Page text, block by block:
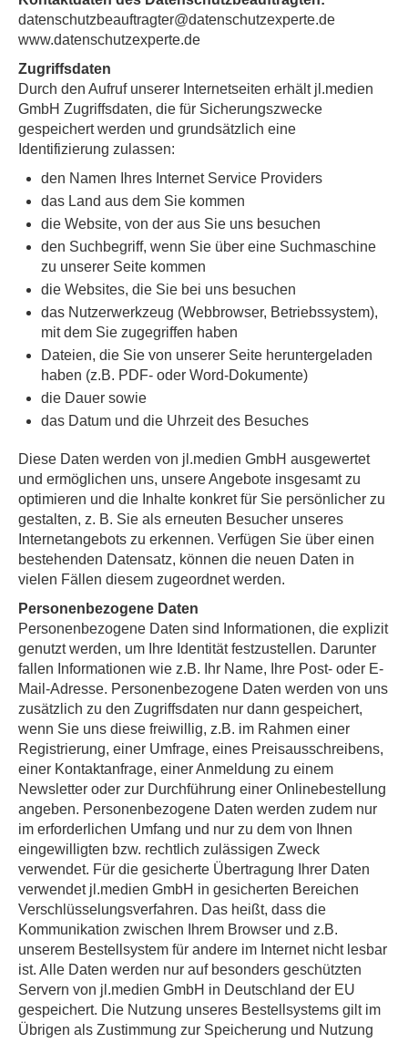
datenschutzbeauftragter@datenschutzexperte.de
www.datenschutzexperte.de
Zugriffsdaten
Durch den Aufruf unserer Internetseiten erhält jl.medien
GmbH Zugriffsdaten, die für Sicherungszwecke
gespeichert werden und grundsätzlich eine
Identifizierung zulassen:
den Namen Ihres Internet Service Providers
das Land aus dem Sie kommen
die Website, von der aus Sie uns besuchen
den Suchbegriff, wenn Sie über eine Suchmaschine
zu unserer Seite kommen
die Websites, die Sie bei uns besuchen
das Nutzerwerkzeug (Webbrowser, Betriebssystem),
mit dem Sie zugegriffen haben
Dateien, die Sie von unserer Seite heruntergeladen
haben (z.B. PDF- oder Word-Dokumente)
die Dauer sowie
das Datum und die Uhrzeit des Besuches
Diese Daten werden von jl.medien GmbH ausgewertet
und ermöglichen uns, unsere Angebote insgesamt zu
optimieren und die Inhalte konkret für Sie persönlicher zu
gestalten, z. B. Sie als erneuten Besucher unseres
Internetangebots zu erkennen. Verfügen Sie über einen
bestehenden Datensatz, können die neuen Daten in
vielen Fällen diesem zugeordnet werden.
Personenbezogene Daten
Personenbezogene Daten sind Informationen, die explizit
genutzt werden, um Ihre Identität festzustellen. Darunter
fallen Informationen wie z.B. Ihr Name, Ihre Post- oder E-
Mail-Adresse. Personenbezogene Daten werden von uns
zusätzlich zu den Zugriffsdaten nur dann gespeichert,
wenn Sie uns diese freiwillig, z.B. im Rahmen einer
Registrierung, einer Umfrage, eines Preisausschreibens,
einer Kontaktanfrage, einer Anmeldung zu einem
Newsletter oder zur Durchführung einer Onlinebestellung
angeben. Personenbezogene Daten werden zudem nur
im erforderlichen Umfang und nur zu dem von Ihnen
eingewilligten bzw. rechtlich zulässigen Zweck
verwendet. Für die gesicherte Übertragung Ihrer Daten
verwendet jl.medien GmbH in gesicherten Bereichen
Verschlüsselungsverfahren. Das heißt, dass die
Kommunikation zwischen Ihrem Browser und z.B.
unserem Bestellsystem für andere im Internet nicht lesbar
ist. Alle Daten werden nur auf besonders geschützten
Servern von jl.medien GmbH in Deutschland der EU
gespeichert. Die Nutzung unseres Bestellsystems gilt im
Übrigen als Zustimmung zur Speicherung und Nutzung